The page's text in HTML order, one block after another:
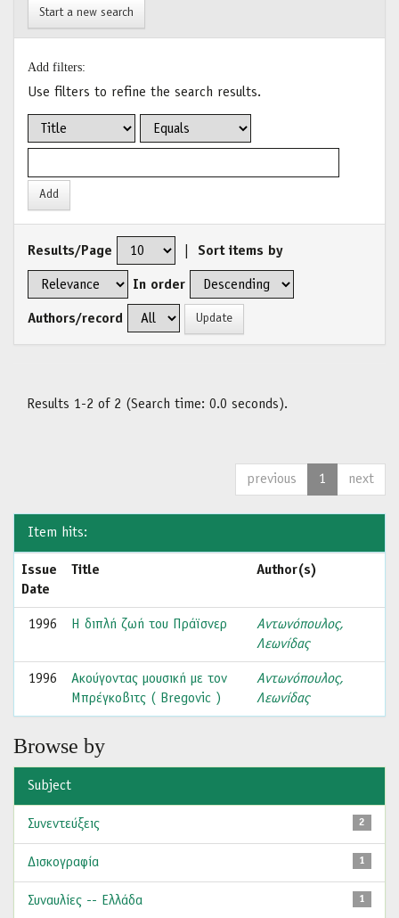
Start a new search
Add filters:
Use filters to refine the search results.
Results/Page Sort items by
In order
Authors/record
Results 1-2 of 2 (Search time: 0.0 seconds).
previous 1 next
Item hits:
Issue
Date
Title Author(s)
1996 Η διπλή ζωή του Πράϊσνερ
Αντωνόπουλος,
Λεωνίδας
1996
Ακούγοντας μουσική με τον
Μπρέγκοβιτς ( Bregovic )
Αντωνόπουλος,
Λεωνίδας
Browse by
Subject
2
Συνεντεύξεις
1
Δισκογραφία
1
Συναυλίες -- Ελλάδα